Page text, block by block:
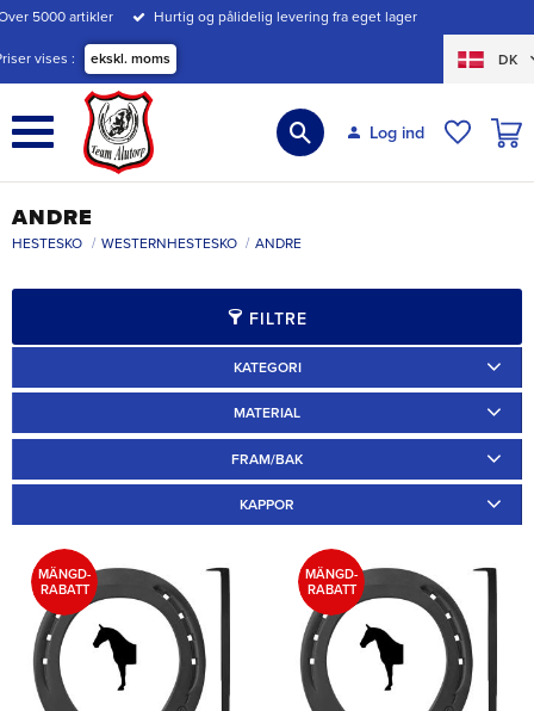
Menu
5000 artikler Hurtig og pålidelig levering fra eget lager
vises ekskl. moms DK
Log ind
ANDRE
HESTESKO WESTERNHESTESKO ANDRE
FILTRE
KATEGORI
MATERIAL
FRAM/BAK
KAPPOR
MÄNGD-
RABATT
MÄNGD-
RABATT